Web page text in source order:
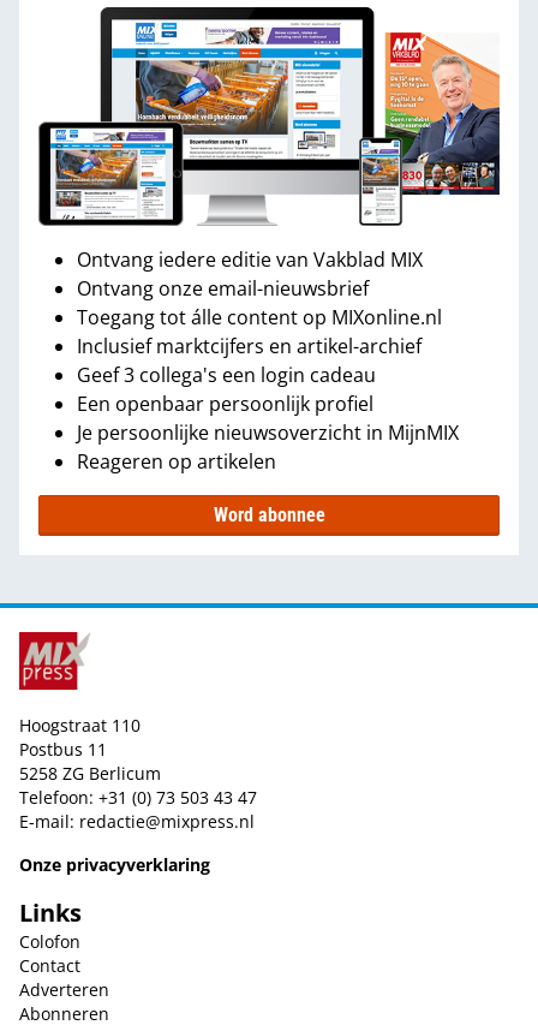
Ontvang iedere editie van Vakblad MIX
Ontvang onze email-nieuwsbrief
Toegang tot álle content op MIXonline.nl
Inclusief marktcijfers en artikel-archief
Geef 3 collega's een login cadeau
Een openbaar persoonlijk profiel
Je persoonlijke nieuwsoverzicht in MijnMIX
Reageren op artikelen
Word abonnee
Hoogstraat 110
Postbus 11
5258 ZG Berlicum
Telefoon: +31 (0) 73 503 43 47
E-mail: redactie@mixpress.nl
Onze privacyverklaring
Links
Colofon
Contact
Adverteren
Abonneren